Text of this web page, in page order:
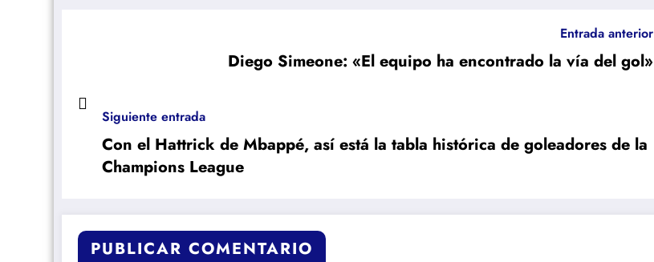
Entrada anterior
Diego Simeone: «El equipo ha encontrado la vía del gol»
Siguiente entrada
Con el Hattrick de Mbappé, así está la tabla histórica de goleadores de la
Champions League
PUBLICAR COMENTARIO